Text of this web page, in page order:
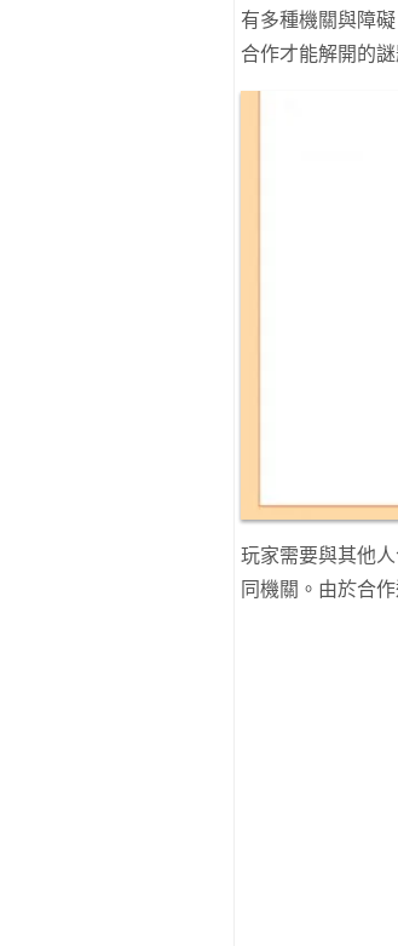
有多種機關與障
合作才能解開的謎
玩家需要與其他
同機關。由於合